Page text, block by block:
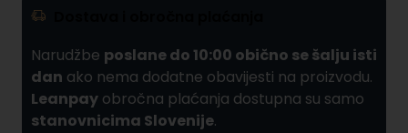
Narudžbe poslane do 10:00 obično se šalju isti
dan ako nema dodatne obavijesti na proizvodu.
Leanpay obročna plaćanja dostupna su samo
stanovnicima Slovenije.